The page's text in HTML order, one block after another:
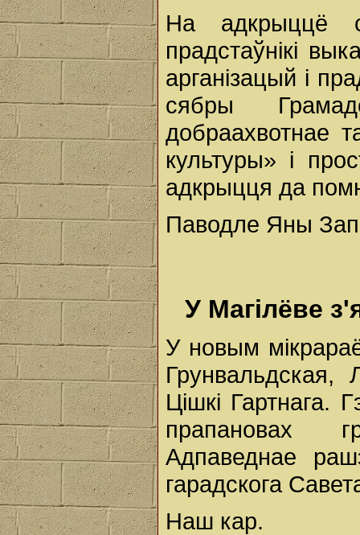
На адкрыццё
прадстаўнікі
арганізацый і
сябры
добраахвотнае
культуры» і
адкрыцця да
Паводле Яны
У Магілёве
У новым
Грунвальдская,
Цішкі Гартнага.
прапановах
Адпаведнае
гарадскога
Наш кар.